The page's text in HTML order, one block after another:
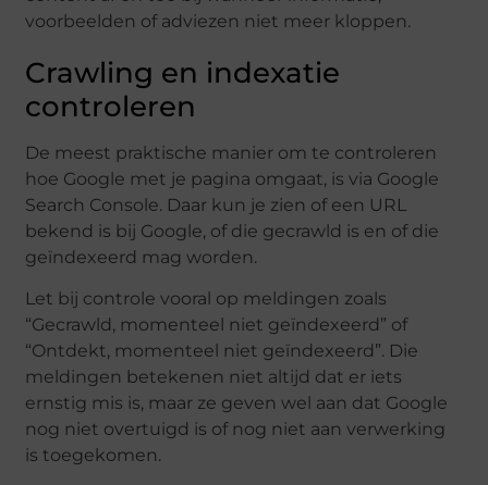
voorbeelden of adviezen niet meer kloppen.
Crawling en indexatie
controleren
De meest praktische manier om te controleren
hoe Google met je pagina omgaat, is via Google
Search Console. Daar kun je zien of een URL
bekend is bij Google, of die gecrawld is en of die
geïndexeerd mag worden.
Let bij controle vooral op meldingen zoals
“Gecrawld, momenteel niet geïndexeerd” of
“Ontdekt, momenteel niet geïndexeerd”. Die
meldingen betekenen niet altijd dat er iets
ernstig mis is, maar ze geven wel aan dat Google
nog niet overtuigd is of nog niet aan verwerking
is toegekomen.